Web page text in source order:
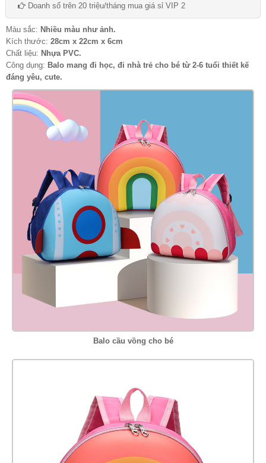
Doanh số trên 20 triệu/tháng mua giá sỉ VIP 2
Màu sắc: Nhiều màu như ảnh.
Kích thước: 28cm x 22cm x 6cm
Chất liệu: Nhựa PVC.
Công dụng: Balo mang đi học, đi nhà trẻ cho bé từ 2-6 tuổi thiết kế
đáng yêu, cute.
Balo cầu vồng cho bé